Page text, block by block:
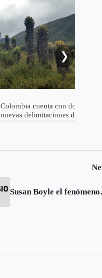
Colombia cuenta con dos
nuevas delimitaciones de
❯
Susan